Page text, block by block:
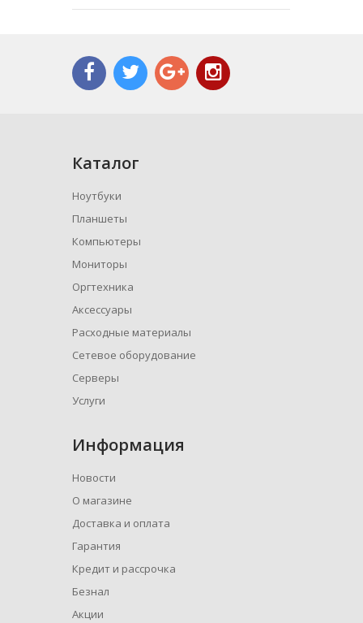
Каталог
Ноутбуки
Планшеты
Компьютеры
Мониторы
Оргтехника
Аксессуары
Расходные материалы
Сетевое оборудование
Серверы
Услуги
Информация
Новости
О магазине
Доставка и оплата
Гарантия
Кредит и рассрочка
Безнал
Акции